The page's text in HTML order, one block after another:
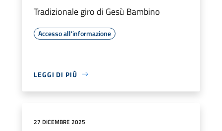
Tradizionale giro di Gesù Bambino
Accesso all'informazione
LEGGI DI PIÙ
27 DICEMBRE 2025